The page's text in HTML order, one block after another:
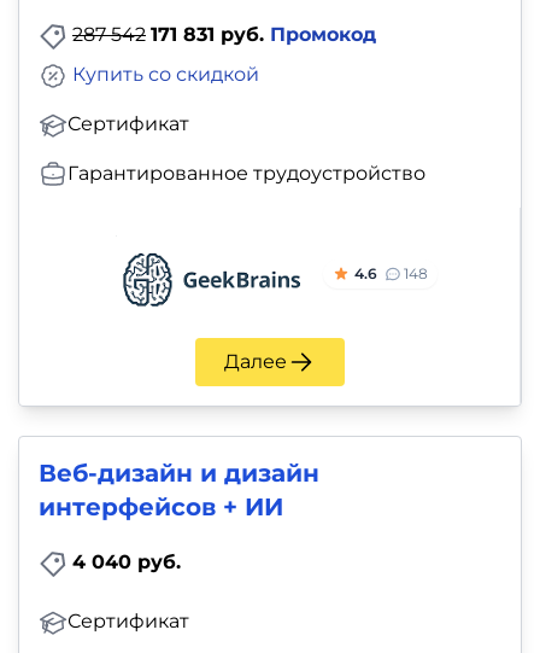
287 542 171 831 руб. Промокод
Сертификат
Купить со скидкой
Гарантированное трудоустройство
4.6 148
Далее
Веб-дизайн и дизайн
интерфейсов + ИИ
4 040 руб.
Сертификат